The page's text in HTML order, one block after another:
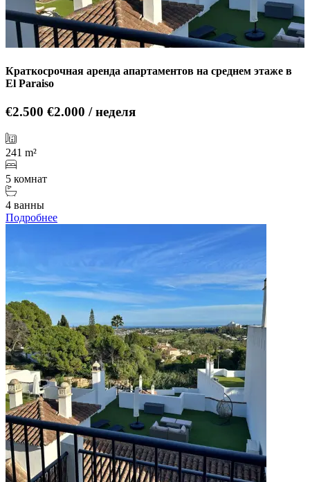
Краткосрочная аренда апартаментов на среднем этаже в
El Paraiso
€2.500 €2.000 / неделя
241 m²
5 комнат
4 ванны
Подробнее